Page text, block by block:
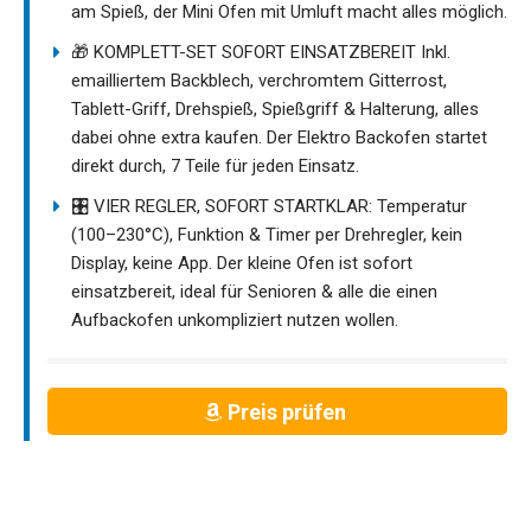
am Spieß, der Mini Ofen mit Umluft macht alles möglich.
🎁 KOMPLETT-SET SOFORT EINSATZBEREIT Inkl.
emailliertem Backblech, verchromtem Gitterrost,
Tablett-Griff, Drehspieß, Spießgriff & Halterung, alles
dabei ohne extra kaufen. Der Elektro Backofen startet
direkt durch, 7 Teile für jeden Einsatz.
🎛️ VIER REGLER, SOFORT STARTKLAR: Temperatur
(100–230°C), Funktion & Timer per Drehregler, kein
Display, keine App. Der kleine Ofen ist sofort
einsatzbereit, ideal für Senioren & alle die einen
Aufbackofen unkompliziert nutzen wollen.
Preis prüfen